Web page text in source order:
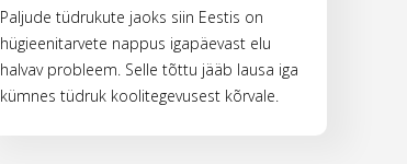
Paljude tüdrukute jaoks siin Eestis on
hügieenitarvete nappus igapäevast elu
halvav probleem. Selle tõttu jääb lausa iga
kümnes tüdruk koolitegevusest kõrvale.